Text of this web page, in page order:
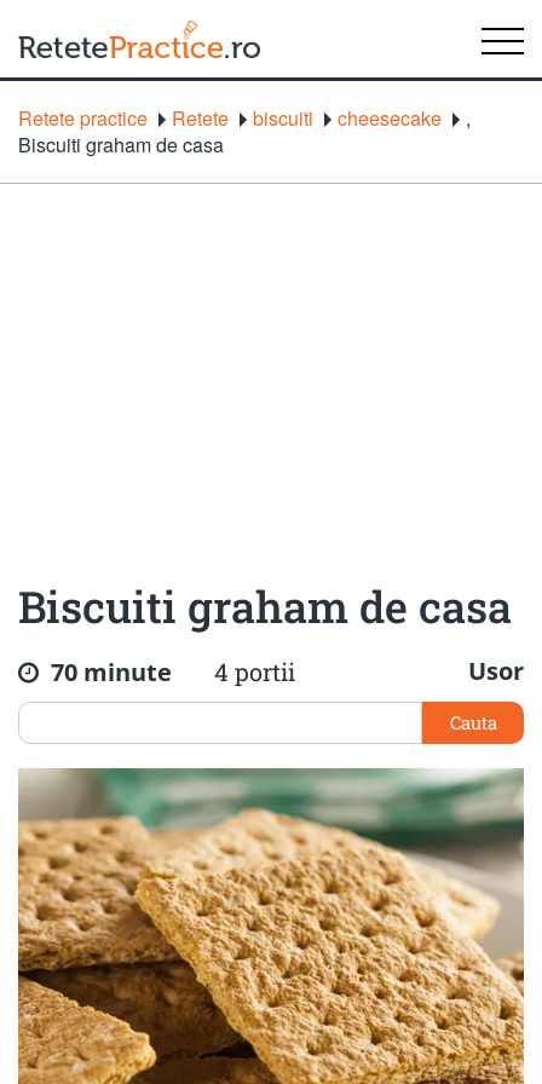
Retete practice Retete biscuiti ,
cheesecake
Biscuiti graham de casa
Biscuiti graham de casa
70 minute 4 portii Usor
Cauta